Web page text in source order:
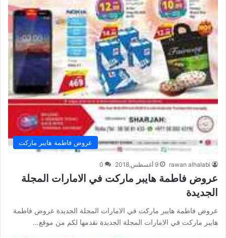
عروض فاطمة هايبر ماركت
rawan alhalabi 9 أغسطس,2018 0
عروض فاطمة هايبر ماركت في الامارات المجلة
الجديدة
عروض فاطمة هايبر ماركت في الامارات المجلة الجديدة عروض فاطمة
هايبر ماركت في الامارات المجلة الجديدة نقدمها لكم من موقع…